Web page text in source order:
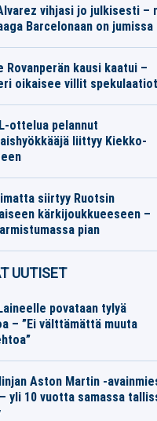
vihjasi jo julkisesti –
Barcelonaan on jumissa
Rovanperän kausi kaatui –
oikaisee villit spekulaatiot
ottelua pelannut
liittyy Kiekko-
siirtyy Ruotsin
kärkijoukkueeseen –
pian
UUTISET
povataan tylyä
– ”Ei välttämättä muuta
Aston Martin -
yli 10 vuotta samassa